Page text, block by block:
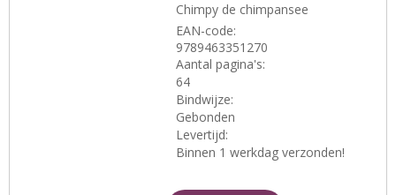
Chimpy de chimpansee
EAN-code:
9789463351270
Aantal pagina's:
64
Bindwijze:
Gebonden
Levertijd:
Binnen 1 werkdag verzonden!